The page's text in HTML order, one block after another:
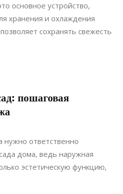
основное устройство,
хранения и охлаждения
сохранять свежесть
пошаговая
нужно ответственно
дома, ведь наружная
эстетическую функцию,